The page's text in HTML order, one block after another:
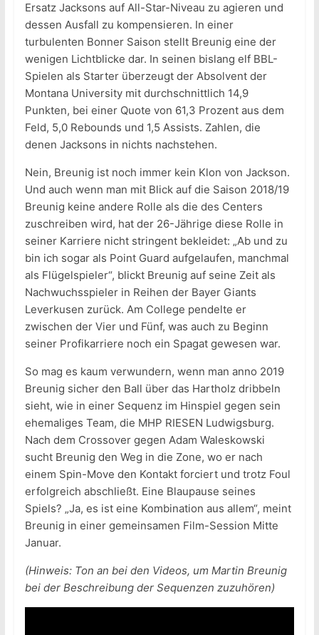
Ersatz Jacksons auf All-Star-Niveau zu agieren und
dessen Ausfall zu kompensieren. In einer
turbulenten Bonner Saison stellt Breunig eine der
wenigen Lichtblicke dar. In seinen bislang elf BBL-
Spielen als Starter überzeugt der Absolvent der
Montana University mit durchschnittlich 14,9
Punkten, bei einer Quote von 61,3 Prozent aus dem
Feld, 5,0 Rebounds und 1,5 Assists. Zahlen, die
denen Jacksons in nichts nachstehen.
Nein, Breunig ist noch immer kein Klon von Jackson.
Und auch wenn man mit Blick auf die Saison 2018/19
Breunig keine andere Rolle als die des Centers
zuschreiben wird, hat der 26-Jährige diese Rolle in
seiner Karriere nicht stringent bekleidet: „Ab und zu
bin ich sogar als Point Guard aufgelaufen, manchmal
als Flügelspieler“, blickt Breunig auf seine Zeit als
Nachwuchsspieler in Reihen der Bayer Giants
Leverkusen zurück. Am College pendelte er
zwischen der Vier und Fünf, was auch zu Beginn
seiner Profikarriere noch ein Spagat gewesen war.
So mag es kaum verwundern, wenn man anno 2019
Breunig sicher den Ball über das Hartholz dribbeln
sieht, wie in einer Sequenz im Hinspiel gegen sein
ehemaliges Team, die MHP RIESEN Ludwigsburg.
Nach dem Crossover gegen Adam Waleskowski
sucht Breunig den Weg in die Zone, wo er nach
einem Spin-Move den Kontakt forciert und trotz Foul
erfolgreich abschließt. Eine Blaupause seines
Spiels? „Ja, es ist eine Kombination aus allem“, meint
Breunig in einer gemeinsamen Film-Session Mitte
Januar.
(Hinweis: Ton an bei den Videos, um Martin Breunig
bei der Beschreibung der Sequenzen zuzuhören)